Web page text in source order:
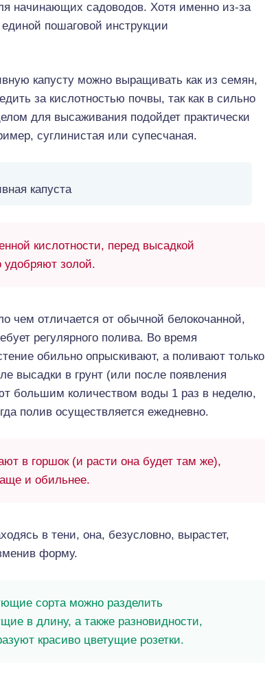
начинающих садоводов. Хотя именно из-за
пошаговой инструкции
капусту можно выращивать как из семян,
за кислотностью почвы, так как в сильно
для высаживания подойдет практически
суглинистая или супесчаная.
капуста
кислотности, перед высадкой
удобряют золой.
чем отличается от обычной белокочанной,
регулярного полива. Во время
обильно опрыскивают, а поливают только
высадки в грунт (или после появления
большим количеством воды 1 раз в неделю,
полив осуществляется ежедневно.
в горшок (и расти она будет там же),
и обильнее.
в тени, она, безусловно, вырастет,
форму.
сорта можно разделить
в длину, а также разновидности,
красиво цветущие розетки.